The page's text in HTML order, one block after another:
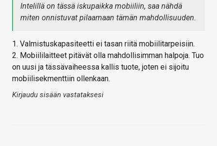
Intelillä on tässä iskupaikka mobiiliin, saa nähdä
miten onnistuvat pilaamaan tämän mahdollisuuden.
1. Valmistuskapasiteetti ei tasan riitä mobiilitarpeisiin.
2. Mobiililaitteet pitävät olla mahdollisimman halpoja. Tuo
on uusi ja tässävaiheessa kallis tuote, joten ei sijoitu
mobiilisekmenttiin ollenkaan.
Kirjaudu sisään vastataksesi